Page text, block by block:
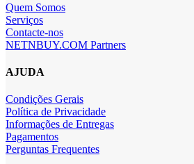
Quem Somos
Serviços
Contacte-nos
NETNBUY.COM Partners
AJUDA
Condições Gerais
Política de Privacidade
Informações de Entregas
Pagamentos
Perguntas Frequentes